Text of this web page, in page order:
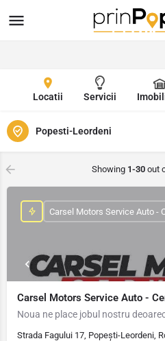
Locatii Servicii
Popesti-Leordeni
Showing 1-30 out
Carsel Motors Service Auto -
Strada Fagului 17, Popești-Leordeni,
Carsel Motors Service Auto -